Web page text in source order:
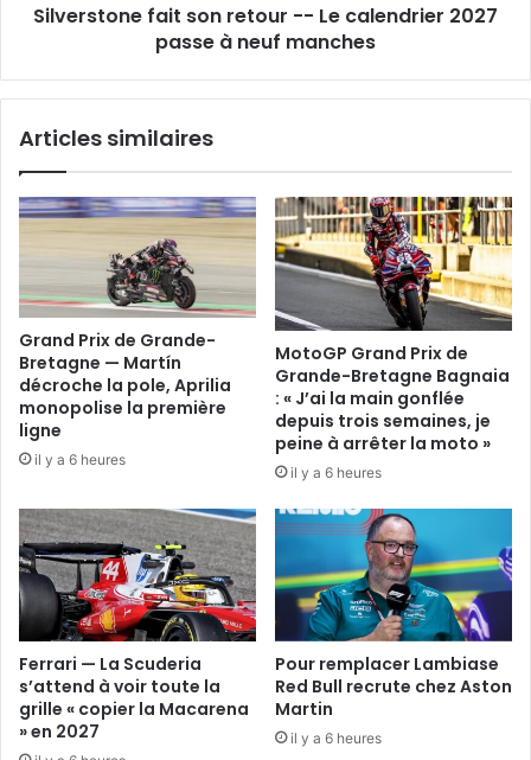
passe
Silverstone fait son retour -- Le calendrier 2027
passe à neuf manches
Articles similaires
Grand Prix de Grande-
Bretagne — Martín
décroche la pole, Aprilia
monopolise la première
ligne
il y a 6 heures
MotoGP Grand Prix de
Grande-Bretagne Bagnaia
: « J’ai la main gonflée
depuis trois semaines, je
peine à arrêter la moto »
il y a 6 heures
Ferrari — La Scuderia
s’attend à voir toute la
grille « copier la Macarena
» en 2027
Pour remplacer Lambiase
Red Bull recrute chez Aston
Martin
il y a 6 heures